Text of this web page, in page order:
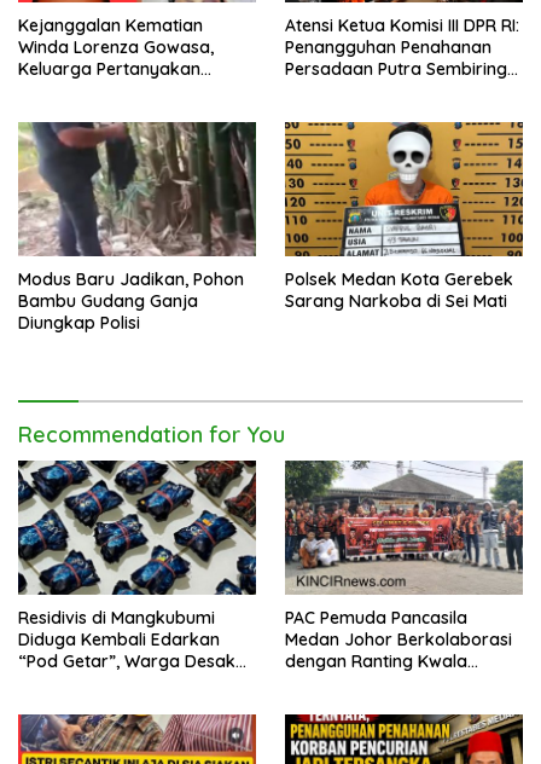
Kejanggalan Kematian
Winda Lorenza Gowasa,
Keluarga Pertanyakan
Atensi Ketua Komisi III DPR RI:
Penangguhan Penahanan
Persadaan Putra Sembiring
Modus Baru Jadikan, Pohon
Bambu Gudang Ganja
Diungkap Polisi
Polsek Medan Kota Gerebek
Sarang Narkoba di Sei Mati
Recommendation for You
Residivis di Mangkubumi
Diduga Kembali Edarkan
“Pod Getar”, Warga Desak
PAC Pemuda Pancasila
Medan Johor Berkolaborasi
dengan Ranting Kwala
Jemaah dan Pengguna Jalan